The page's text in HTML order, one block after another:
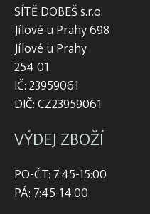
SÍTĚ DOBEŠ s.r.o.
Jílové u Prahy 698
Jílové u Prahy
254 01
IČ: 23959061
DIČ: CZ23959061
VÝDEJ ZBOŽÍ
PO-ČT: 7:45-15:00
PÁ: 7:45-14:00